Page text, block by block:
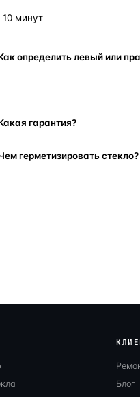
минут
определить левый или
гарантия?
герметизировать стекло?
Блог